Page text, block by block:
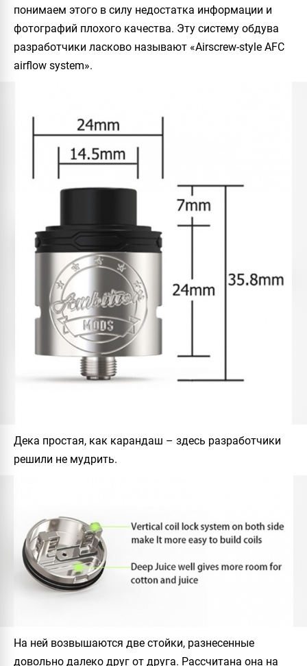
понимаем этого в силу недостатка информации и
фотографий плохого качества. Эту систему обдува
разработчики ласково называют «Airscrew-style AFC
airflow system».
Дека простая, как карандаш – здесь разработчики
решили не мудрить.
На ней возвышаются две стойки, разнесенные
довольно далеко друг от друга. Рассчитана она на